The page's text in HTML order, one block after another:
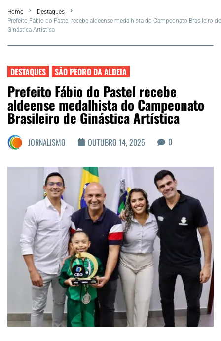
FLA Araru 2026
Araruama
Região dos Lagos
Agenda Cultural
Colunistas
Matérias Exclusivas
Home
Destaques
Prefeito Fábio do Pastel recebe aldeense medalhista do Campeonato Brasileiro de
Ginástica Artística
DESTAQUES SÃO PEDRO DA ALDEIA
Prefeito Fábio do Pastel recebe
aldeense medalhista do Campeonato
Brasileiro de Ginástica Artística
JORNALISMO OUTUBRO 14, 2025 0